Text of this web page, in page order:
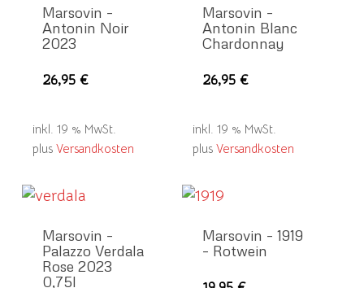
Marsovin –
Antonin Noir
2023
26,95€
inkl. 19 % MwSt.
plus Versandkosten
Marsovin –
Antonin Blanc
Chardonnay
26,95€
inkl. 19 % MwSt.
plus Versandkosten
Marsovin –
Palazzo Verdala
Rose 2023
0,75l
Marsovin – 1919
– Rotwein